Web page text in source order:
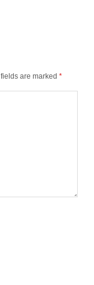
are marked*